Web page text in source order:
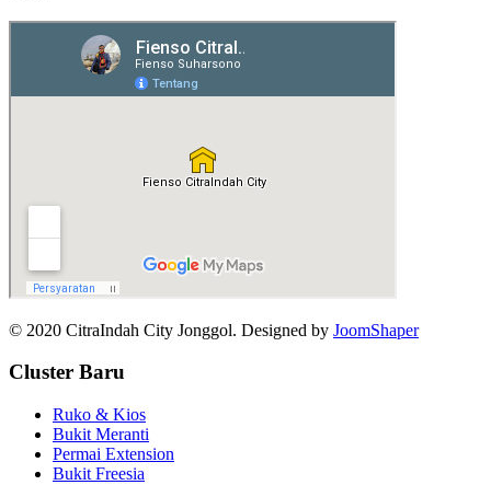
© 2020 CitraIndah City Jonggol. Designed by JoomShaper
Cluster Baru
Ruko & Kios
Bukit Meranti
Permai Extension
Bukit Freesia